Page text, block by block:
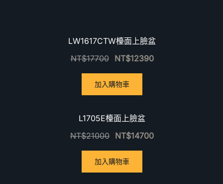
LW1617CTW檯面上臉盆
NT$17700 NT$12390
加入購物車
L1705E檯面上臉盆
NT$21000 NT$14700
加入購物車